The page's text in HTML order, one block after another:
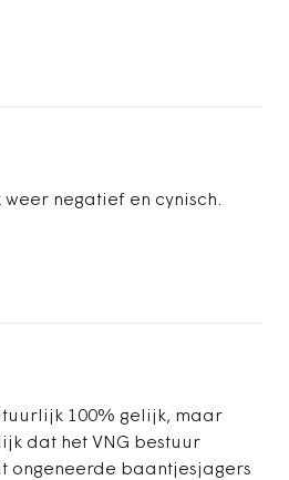
negatief en cynisch.
100% gelijk, maar
dat het VNG bestuur
ongeneerde baantjesjagers